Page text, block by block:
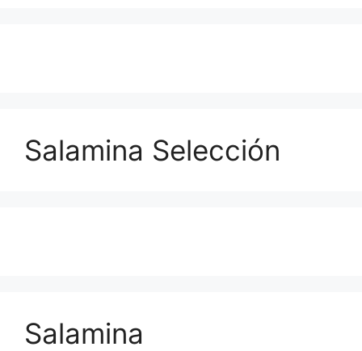
Salamina Selección
Salamina